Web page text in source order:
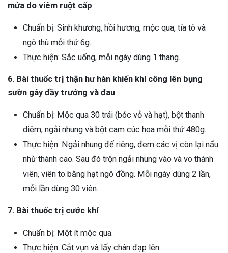
mửa do viêm ruột cấp
Chuẩn bị: Sinh khương, hồi hương, mộc qua, tía tô và
ngô thù mỗi thứ 6g.
Thực hiện: Sắc uống, mỗi ngày dùng 1 thang.
6. Bài thuốc trị thận hư hàn khiến khí công lên bụng
sườn gây đầy trướng và đau
Chuẩn bị: Mộc qua 30 trái (bóc vỏ và hạt), bột thanh
diêm, ngải nhung và bột cam cúc hoa mỗi thứ 480g.
Thực hiện: Ngải nhung để riêng, đem các vị còn lại nấu
nhừ thành cao. Sau đó trộn ngải nhung vào và vo thành
viên, viên to bằng hạt ngô đồng. Mỗi ngày dùng 2 lần,
mỗi lần dùng 30 viên.
7. Bài thuốc trị cước khí
Chuẩn bị: Một ít mộc qua.
Thực hiện: Cắt vụn và lấy chân đạp lên.